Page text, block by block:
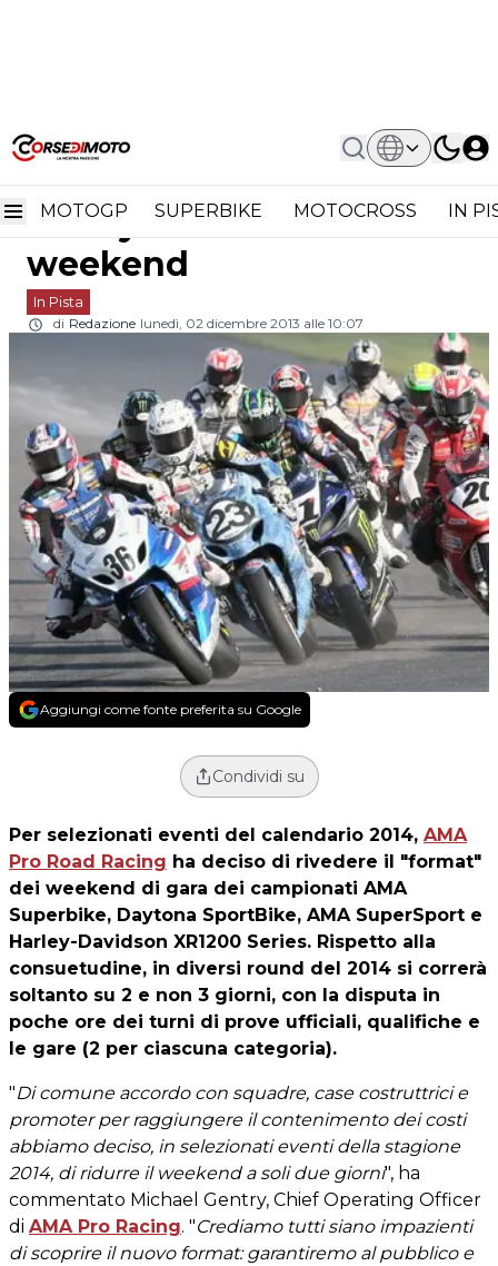
MOTOGP SUPERBIKE MOTOCROSS IN
Home In Pista
AMA Superbike: In New Jersey Nuovo
AMA Superbike: in New
Jersey nuovo format del
weekend
In Pista
di Redazione lunedì, 02 dicembre 2013 alle 10:07
Aggiungi come fonte preferita su Google
Condividi su
Per selezionati eventi del calendario 2014, AMA
Pro Road Racing ha deciso di rivedere il "format"
dei weekend di gara dei campionati AMA
Superbike, Daytona SportBike, AMA SuperSport e
Harley-Davidson XR1200 Series. Rispetto alla
consuetudine, in diversi round del 2014 si correrà
soltanto su 2 e non 3 giorni, con la disputa in
poche ore dei turni di prove ufficiali, qualifiche e
le gare (2 per ciascuna categoria).
"Di comune accordo con squadre, case costruttrici e
promoter per raggiungere il contenimento dei costi
abbiamo deciso, in selezionati eventi della stagione
2014, di ridurre il weekend a soli due giorni", ha
commentato Michael Gentry, Chief Operating Officer
di AMA Pro Racing. "Crediamo tutti siano impazienti
di scoprire il nuovo format: garantiremo al pubblico e